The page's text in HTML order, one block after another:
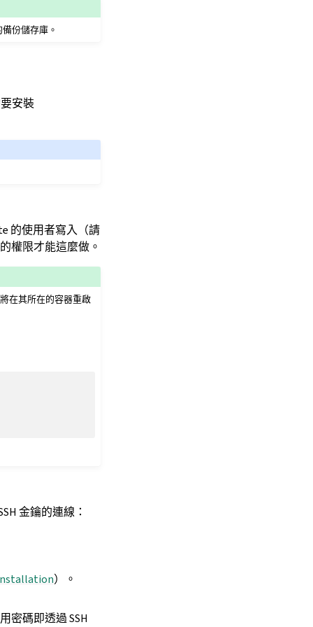
份儲存庫。
安裝
的使用者寫入（請
權限才能這麼做。
在其所在的容器重啟
金鑰的連線：
）。
密碼即透過 SSH